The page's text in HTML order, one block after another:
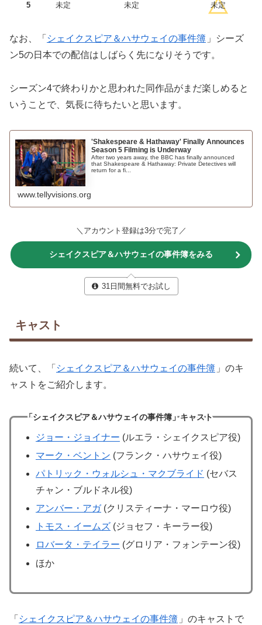
5 未定 未定 未定
なお、「 シェイクスピア＆ハサウェイの事件簿 」シーズ
ン5の日本での配信はしばらく先になりそうです。
シーズン4で終わりかと思われた同作品がまだ楽しめると
いうことで、気長に待ちたいと思います。
'Shakespeare & Hathaway' Finally Announces
Season 5 Filming is Underway
After two years away, the BBC has finally announced
that Shakespeare & Hathaway: Private Detectives will
return for a fi...
www.tellyvisions.org
＼アカウント登録は3分で完了／
シェイクスピア＆ハサウェイの事件簿をみる
31日間無料でお試し
キャスト
続いて、「 シェイクスピア＆ハサウェイの事件簿 」のキ
ャストをご紹介します。
「シェイクスピア＆ハサウェイの事件簿」キャスト
ジョー・ジョイナー (ルエラ・シェイクスピア役)
マーク・ベントン (フランク・ハサウェイ役)
パトリック・ウォルシュ・マクブライド (セバス
チャン・ブルドネル役)
アンバー・アガ(クリスティーナ・マーロウ役)
トモス・イームズ(ジョセフ・キーラー役)
ロバータ・テイラー (グロリア・フォンテーン役)
ほか
「 シェイクスピア＆ハサウェイの事件簿 」のキャストで